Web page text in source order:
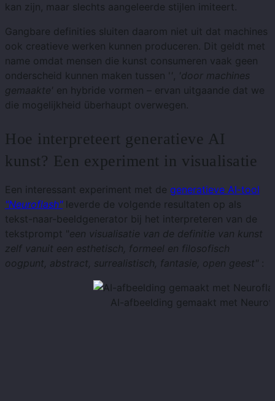
kan zijn, maar slechts aangeleerde stijlen imiteert.
Gangbare definities sluiten daarom niet uit dat machines
ook creatieve werken kunnen produceren. Dit geldt met
name omdat mensen die kunst consumeren vaak geen
onderscheid kunnen maken tussen ' ', 'door machines
gemaakte' en hybride vormen – ervan uitgaande dat we
die mogelijkheid überhaupt overwegen.
Hoe interpreteert generatieve AI
kunst? Een experiment in visualisatie
Een interessant experiment met de generatieve AI-tool
"Neuroflash"leverde de volgende resultaten op als
tekst-naar-beeldgenerator bij het interpreteren van de
tekstprompt "een visualisatie van de definitie van kunst
zelf vanuit een esthetisch, formeel en filosofisch
oogpunt, abstract, surrealistisch, fantasie, open geest" :
AI-afbeelding gemaakt met